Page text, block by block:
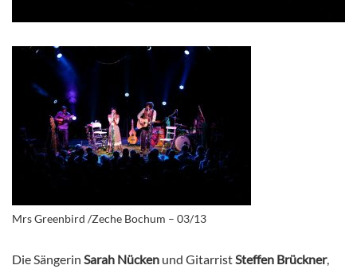
Mrs Greenbird /Zeche Bochum – 03/13
Die Sängerin Sarah Nücken und Gitarrist Steffen Brückner,